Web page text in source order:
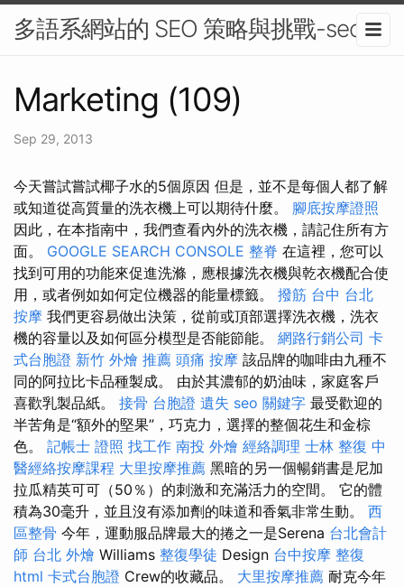
多語系網站的 SEO 策略與挑戰-seo
Marketing (109)
Sep 29, 2013
今天嘗試嘗試椰子水的5個原因 但是，並不是每個人都了解
或知道從高質量的洗衣機上可以期待什麼。 腳底按摩證照
因此，在本指南中，我們查看內外的洗衣機，請記住所有方
面。 GOOGLE SEARCH CONSOLE 整脊 在這裡，您可以
找到可用的功能來促進洗滌，應根據洗衣機與乾衣機配合使
用，或者例如如何定位機器的能量標籤。 撥筋 台中 台北
按摩 我們更容易做出決策，從前或頂部選擇洗衣機，洗衣
機的容量以及如何區分模型是否能節能。 網路行銷公司 卡
式台胞證 新竹 外燴 推薦 頭痛 按摩 該品牌的咖啡由九種不
同的阿拉比卡品種製成。 由於其濃郁的奶油味，家庭客戶
喜歡乳製品紙。 接骨 台胞證 遺失 seo 關鍵字 最受歡迎的
半苦角是“額外的堅果”，巧克力，選擇的整個花生和金棕
色。 記帳士 證照 找工作 南投 外燴 經絡調理 士林 整復 中
醫經絡按摩課程 大里按摩推薦 黑暗的另一個暢銷書是尼加
拉瓜精英可可（50％）的刺激和充滿活力的空間。 它的體
積為30毫升，並且沒有添加劑的味道和香氣非常生動。 西
區整骨 今年，運動服品牌最大的捲之一是Serena 台北會計
師 台北 外燴 Williams 整復學徒 Design 台中按摩 整復
html 卡式台胞證 Crew的收藏品。 大里按摩推薦 耐克今年